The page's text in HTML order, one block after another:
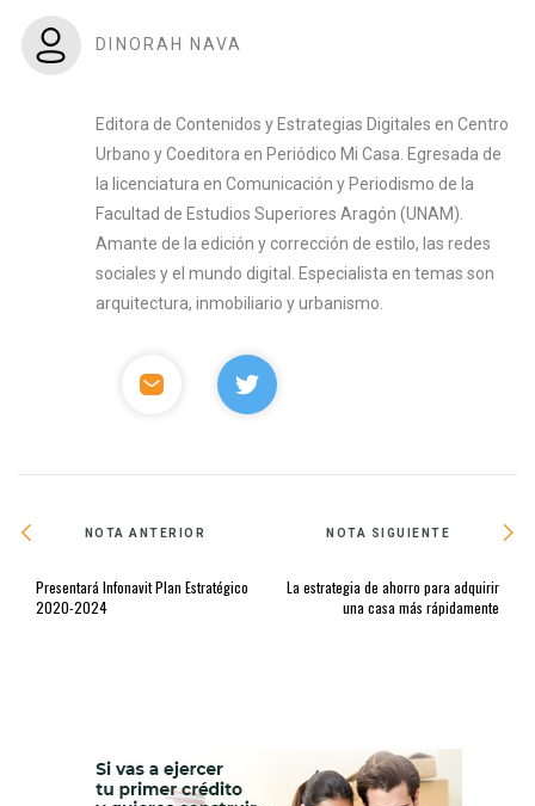
DINORAH NAVA
Editora de Contenidos y Estrategias Digitales en Centro
Urbano y Coeditora en Periódico Mi Casa. Egresada de
la licenciatura en Comunicación y Periodismo de la
Facultad de Estudios Superiores Aragón (UNAM).
Amante de la edición y corrección de estilo, las redes
sociales y el mundo digital. Especialista en temas son
arquitectura, inmobiliario y urbanismo.
NOTA ANTERIOR
Presentará Infonavit Plan Estratégico
2020-2024
NOTA SIGUIENTE
La estrategia de ahorro para adquirir
una casa más rápidamente